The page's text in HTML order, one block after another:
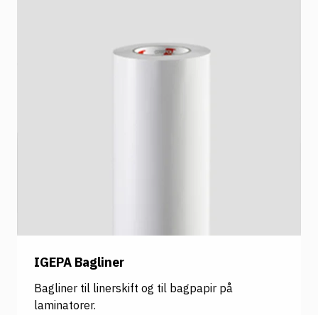
IGEPA Bagliner
Bagliner til linerskift og til bagpapir på
laminatorer.